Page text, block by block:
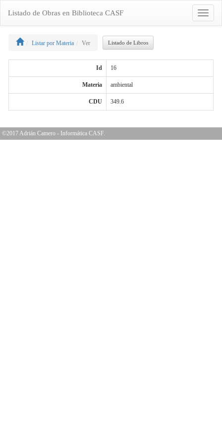
Toggle
Listado de Obras en Biblioteca CASF
Listar por Materia Ver Listado de Libros
Id 16
Materia ambiental
CDU 349.6
©2017 Adrián Camero - Informática CASF.